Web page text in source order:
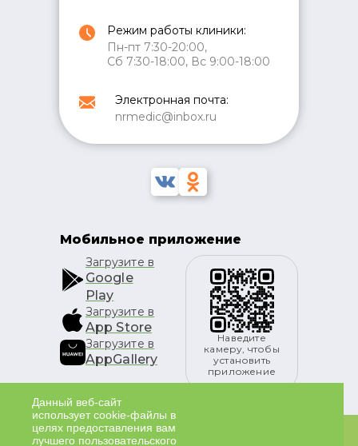
Режим работы клиники:
Пн-пт 7:30-20:00,
Сб 7:30-18:00, Вс 9:00-18:00
Электронная почта:
nrmedic@inbox.ru
Мобильное приложение
Загрузите в
Google
Play
Загрузите в
App Store
Загрузите в
AppGallery
Наведите
камеру, чтобы
установить
приложение
ИМЕЮТСЯ ПРОТИВОПОКАЗАНИЯ К ПРИМЕНЕНИЮ.
Данный веб-сайт
использует cookie-файлы в
целях предоставления вам
лучшего пользовательского